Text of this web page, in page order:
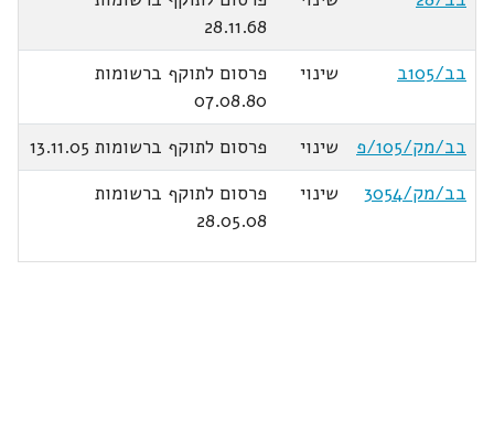
28.11.68
בב/105ב
שינוי
פרסום לתוקף ברשומות
07.08.80
בב/מק/105/פ
שינוי
פרסום לתוקף ברשומות 13.11.05
בב/מק/3054
שינוי
פרסום לתוקף ברשומות
28.05.08